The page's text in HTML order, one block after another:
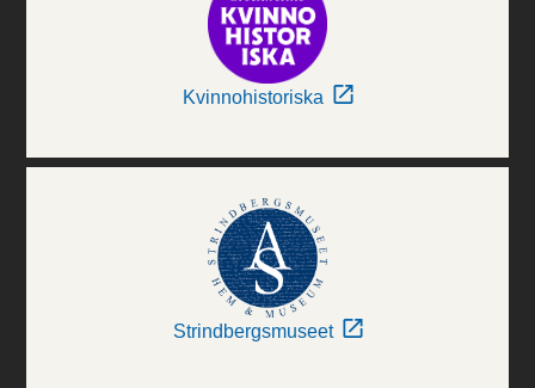
Kvinnohistoriska
Strindbergsmuseet